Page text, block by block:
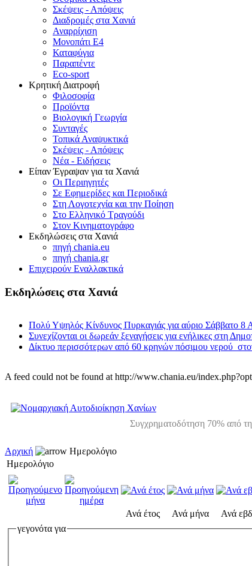
Σκέψεις - Απόψεις
Διαδρομές στα Χανιά
Αναρρίχιση
Μονοπάτι Ε4
Καταφύγια
Παραπέντε
Eco-sport
Κρητική Διατροφή
Φιλοσοφία
Προϊόντα
Βιολογική Γεωργία
Συνταγές
Τοπικά Αναψυκτικά
Σκέψεις - Απόψεις
Νέα - Ειδήσεις
Είπαν Έγραψαν για τα Χανιά
Οι Περιηγητές
Σε Εφημερίδες και Περιοδικά
Στη Λογοτεχνία και την Ποίηση
Στο Ελληνικό Τραγούδι
Στον Κινηματογράφο
Εκδηλώσεις στα Χανιά
πηγή chania.eu
πηγή chania.gr
Επιχειρούν Εναλλακτικά
Εκδηλώσεις στα Χανιά
Πολύ Υψηλός Κίνδυνος Πυρκαγιάς για αύριο Σάββατο 8
Συνεχίζονται οι δωρεάν ξεναγήσεις για ενήλικες στη
Δίκτυο περισσότερων από 60 κρηνών πόσιμου νερού
A feed could not be found at http://www.chania.eu/
Συγχρηματοδότηση 70% από
Αρχική
Ημερολόγιο
Ημερολόγιο
Ανά έτος Ανά μήνα Ανά
γεγονότα για